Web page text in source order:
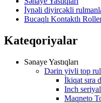
İynəli diyircəkli
Bucaqlı Kontaktlı Roller
Kateqoriyalar
Sənaye Yastıqları
Dərin yivli top
İkiqat sıra
Inch
Maqneto